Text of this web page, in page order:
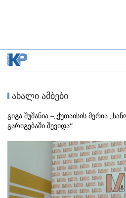
ახალი ამბები
გიგა შუშანია –„ქუთაისის მერია
გარიგებაში შევიდა“